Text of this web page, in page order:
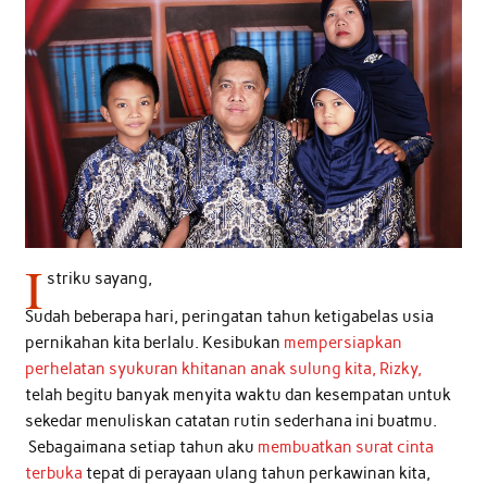
I striku sayang,
Sudah beberapa hari, peringatan tahun ketigabelas usia
pernikahan kita berlalu. Kesibukan mempersiapkan
perhelatan syukuran khitanan anak sulung kita, Rizky,
telah begitu banyak menyita waktu dan kesempatan untuk
sekedar menuliskan catatan rutin sederhana ini buatmu.
Sebagaimana setiap tahun aku membuatkan surat cinta
terbuka tepat di perayaan ulang tahun perkawinan kita,